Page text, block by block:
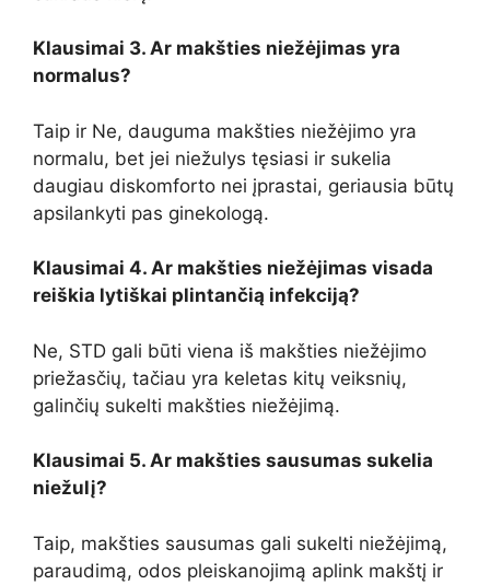
Klausimai 3. Ar makšties niežėjimas yra
normalus?
Taip ir Ne, dauguma makšties niežėjimo yra
normalu, bet jei niežulys tęsiasi ir sukelia
daugiau diskomforto nei įprastai, geriausia būtų
apsilankyti pas ginekologą.
Klausimai 4. Ar makšties niežėjimas visada
reiškia lytiškai plintančią infekciją?
Ne, STD gali būti viena iš makšties niežėjimo
priežasčių, tačiau yra keletas kitų veiksnių,
galinčių sukelti makšties niežėjimą.
Klausimai 5. Ar makšties sausumas sukelia
niežulį?
Taip, makšties sausumas gali sukelti niežėjimą,
paraudimą, odos pleiskanojimą aplink makštį ir